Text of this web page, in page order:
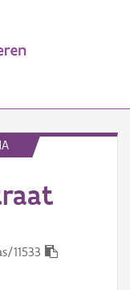
11533